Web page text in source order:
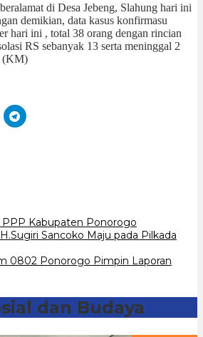
di Desa Jebeng, Slahung hari ini
demikian, data kasus konfirmasu
hari ini , total 38 orang dengan rincian
RS sebanyak 13 serta meninggal 2
(KM)
PPP Kabupaten Ponorogo
Sancoko Maju pada Pilkada
0802 Ponorogo Pimpin Laporan
dan Budaya